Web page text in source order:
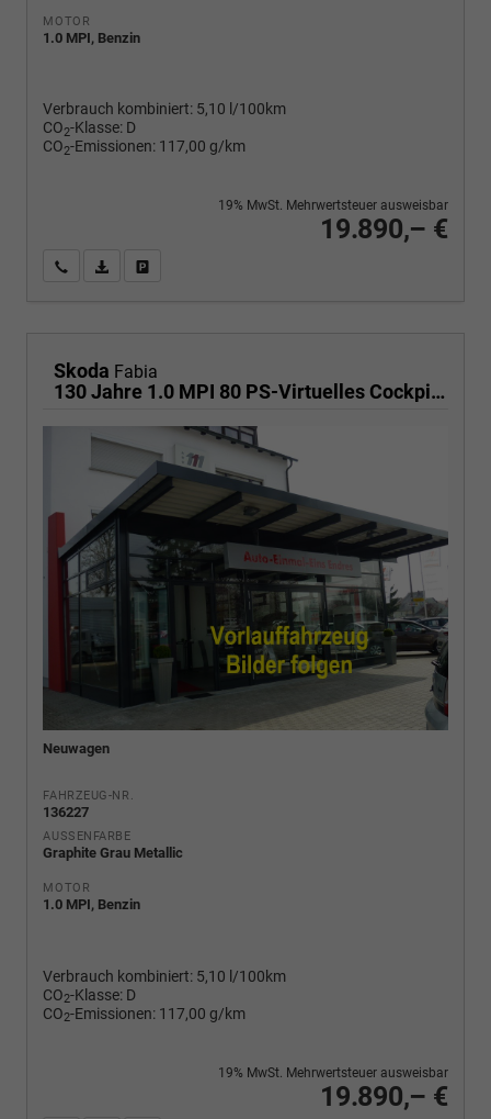
MOTOR
1.0 MPI, Benzin
Verbrauch kombiniert: 5,10 l/100km
CO2-Klasse: D
CO2-Emissionen: 117,00 g/km
19.890,– €
19% MwSt. Mehrwertsteuer ausweisbar
Wir rufen Sie anPDF-Fahrzeugexposé drucken
Skoda Fabia
130 Jahre 1.0 MPI 80 PS-Virtuelles Cockpit-AppleCarplay-Android-Auto-LED-Klima-Tempomat-Rückfahrkamera-DAB-SHZ-15" Alu-sofort
Neuwagen
FAHRZEUG-NR.
136227
AUSSENFARBE
Graphite Grau Metallic
MOTOR
1.0 MPI, Benzin
Verbrauch kombiniert: 5,10 l/100km
CO2-Klasse: D
CO2-Emissionen: 117,00 g/km
19.890,– €
19% MwSt. Mehrwertsteuer ausweisbar